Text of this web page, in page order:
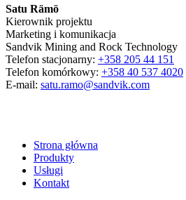
Satu Rämö
Kierownik projektu
Marketing i komunikacja
Sandvik Mining and Rock Technology
Telefon stacjonarny: +358 205 44 151
Telefon komórkowy: +358 40 537 4020
E-mail: satu.ramo@sandvik.com
Strona główna
Produkty
Usługi
Kontakt